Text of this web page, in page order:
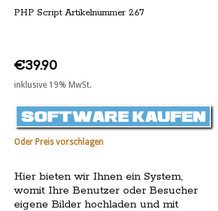
PHP Script Artikelnummer 267
€39.90
inklusive 19% MwSt.
Oder Preis vorschlagen
Hier bieten wir Ihnen ein System,
womit Ihre Benutzer oder Besucher
eigene Bilder hochladen und mit